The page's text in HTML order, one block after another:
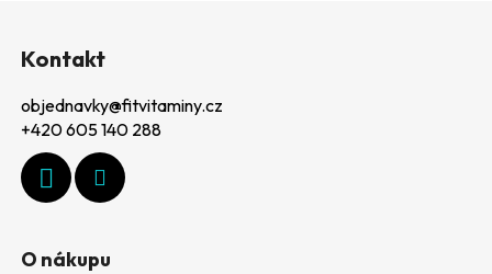
Kontakt
objednavky@fitvitaminy.cz
+420 605 140 288
O nákupu